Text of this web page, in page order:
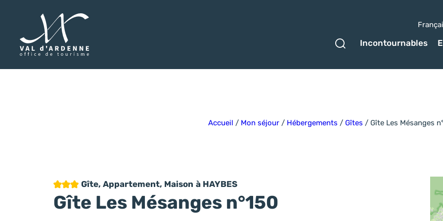
Ouvrir le formulaire
Incontournables
Accueil / Mon séjour/ Hébergements / Gîtes / Gîte Les Mésanges
3 étoilesGîte, Appartement, Maison à HAYBES
Gîte Les Mésanges n°150